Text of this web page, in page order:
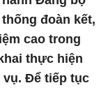
đoàn kết,
cao trong
thực hiện
vụ. Để tiếp tục